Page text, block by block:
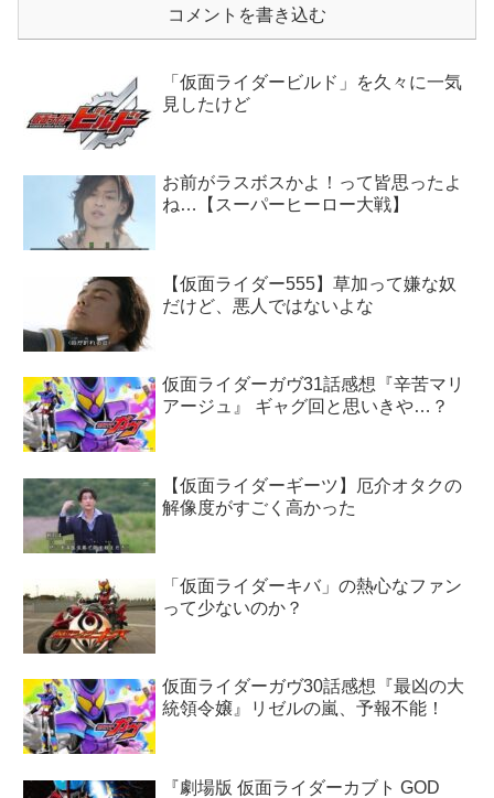
コメントを書き込む
「仮面ライダービルド」を久々に一気
見したけど
お前がラスボスかよ！って皆思ったよ
ね…【スーパーヒーロー大戦】
【仮面ライダー555】草加って嫌な奴
だけど、悪人ではないよな
仮面ライダーガヴ31話感想『辛苦マリ
アージュ』 ギャグ回と思いきや…？
【仮面ライダーギーツ】厄介オタクの
解像度がすごく高かった
「仮面ライダーキバ」の熱心なファン
って少ないのか？
仮面ライダーガヴ30話感想『最凶の大
統領令嬢』リゼルの嵐、予報不能！
『劇場版 仮面ライダーカブト GOD